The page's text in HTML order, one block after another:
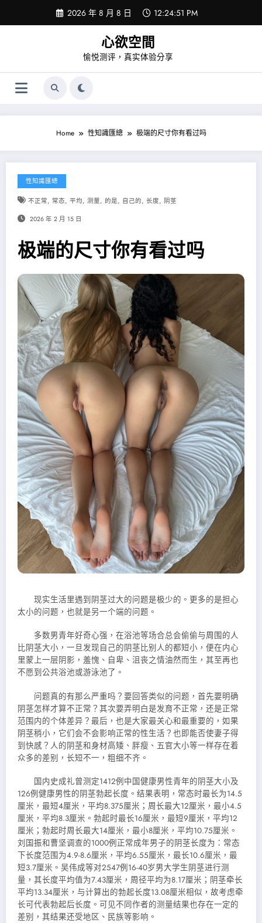
content
2026 年 8 月 8 日 12:24:51 PM
心欲空間
愉悦测评，真实体验分享
Home 性知識匯總 极端的尺寸你有看过吗
性知識匯總
不正常, 常态, 平均, 测量, 的是, 自己的, 长度, 阴茎
2026 年 2 月 15 日
极端的尺寸你有看过吗
现实生活里遇到阴茎过大的问题是极少的。更多的是担心
太小的问题，也就是另一个端的问题。
多数男青年好奇心强，在浴池等场合总会偷偷与周围的人
比阴茎大小，一旦发现自己的阴茎比别人的都短小，便在内心
里蒙上一层阴影，羞愧、自卑、沮丧之情油然而生，其至再也
不愿到公共浴池或游泳池了。
问题真的有那么严重吗？要回答类似的问题，首先要明确
阴茎怎样才算不正常？其次要弄明白是发育不正常，还是正常
范围内的个体差异？最后，也是大家最关心和最重要的，如果
阴茎稍小，它们会不会影响正常的性生活？也即能否使妻子得
到快感？人的阴茎和身材高矮、胖瘦、五官大小等一样存在着
众多的差别，长短不一，粗细不齐。
国内史成礼曾测定1412例中国健康男性青年的阴茎大小及
126例健康男性的阴茎勃起长度。结果表明，常态时最长为14.5
厘米，最短4厘米，平均8.375厘米；周长最大12厘米，最小4.5
厘米，平均8.3厘米。勃起时最长16厘米，最短9厘米，平均12
厘米；勃起时周长最大14厘米，最小8厘米，平均10.75厘米。
刘国振和曹坚调查的1000例正常成年男子的阴茎长度为：常态
下长度范围为4.9-8.6厘米，平均6.55厘米，最长10.6厘米，最
短3.7厘米。吴伟成等对2547例16-40岁男大学生阴茎进行测
量，其长度平均值为7.43厘米，周径平均为8.17厘米；阴茎牵长
平均13.34厘米，与计算出的勃起长度13.08厘米相似，故考虑牵
长可代表勃起后长度。可见不同作者的测量结果也存在一定的
差别，其结果还受地区、民族等影响。